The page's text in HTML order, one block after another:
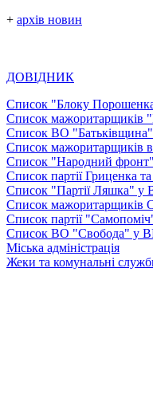
+ архів новин
ДОВІДНИК
Список "Блоку
Список мажоритарщиків
Список ВО
Список мажоритарщиків
Список "Народний
Список партії Гриценка
Список "Партії Ляшка" у
Список мажоритарщиків
Список партії
Список ВО "Свобода" у
Міська адміністрація
Жеки та комунальні